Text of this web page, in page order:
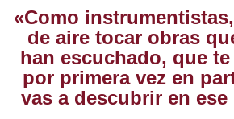
«Como
de aire tocar obras
han escuchado, que
por primera vez en
vas a descubrir en ese